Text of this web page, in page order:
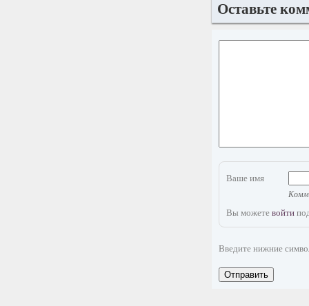
Оставьте
Ваше имя
Вы можете войти
Введите нижние
Отправить